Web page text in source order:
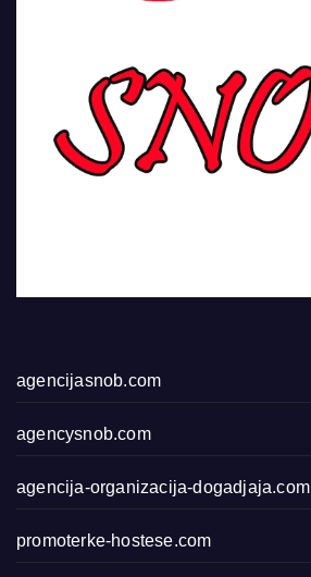
agencijasnob.com
agencysnob.com
agencija-organizacija-dogadjaja.com
promoterke-hostese.com